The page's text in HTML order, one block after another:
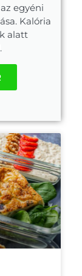
egyéni
Kalória
alatt